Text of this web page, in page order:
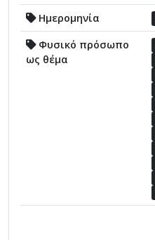
Ημερομηνία
Φυσικό πρόσωπο
ως θέμα